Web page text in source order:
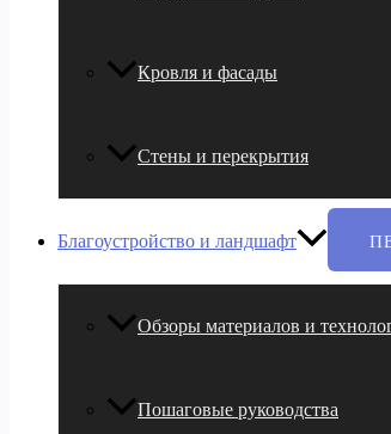
Кровля и фасады
Стены и перекрытия
Благоустройство и ландшафт
Обзоры материалов и
Пошаговые руководства